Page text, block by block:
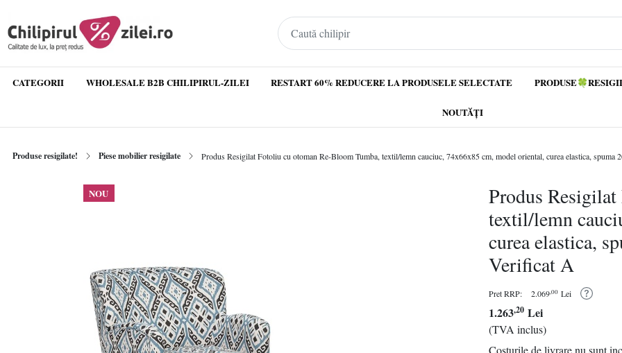
CATEGORII WHOLESALE B2B CHILIPIRUL-ZILEI RESTART 60% REDUCERE LA PRODUSELE SELECTATE
NOUTĂȚI
Produse resigilate! Piese mobilier resigilate Produs Resigilat Fotoliu cu otoman Re-Bloom Tumba, textil/lemn cauciuc, 74x66x85 cm, model oriental, curea elastica,
NOU
Produs
textil/lemn
curea elastica,
Verificat A
Pret RRP: 2.069,00 Lei
1.263,20 Lei
(TVA inclus)
Costurile de livrare nu sunt